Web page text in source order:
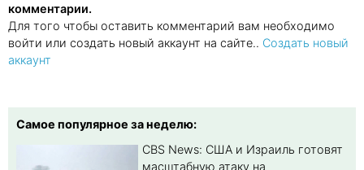
комментарии.
Для того чтобы оставить комментарий вам необходимо
войти или создать новый аккаунт на сайте.. Создать новый
аккаунт
Самое популярное за неделю:
CBS News: США и Израиль готовят
масштабную атаку на